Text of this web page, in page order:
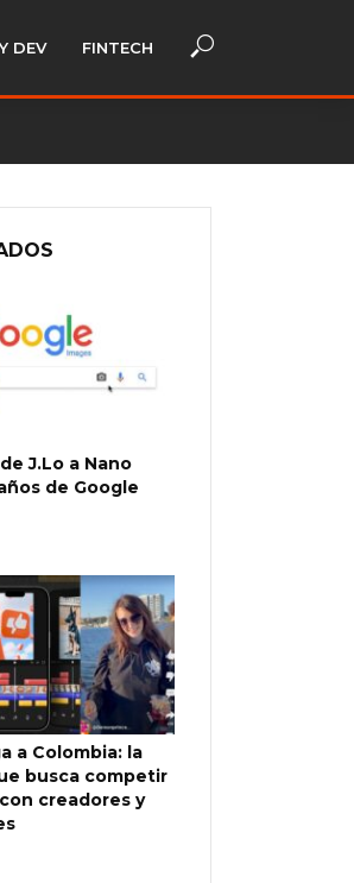
DEV FINTECH
J.Lo a Nano
de Google
a Colombia: la
busca competir
creadores y